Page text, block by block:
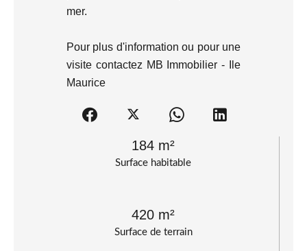
Surface habitable
184 m²
Surface de terrain
420 m²
mer.
Pour plus d'information ou pour une
visite contactez MB Immobilier - Ile
Maurice